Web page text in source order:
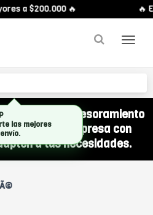
a $200.000 🔥 🔥
y recibí asesoramiento
a tu empresa con
a tus necesidades.
las mejores